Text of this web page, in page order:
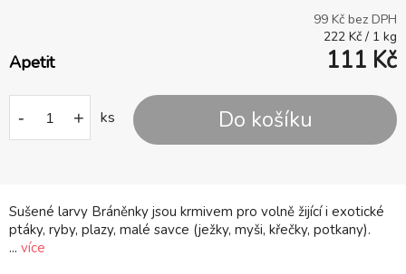
Sušené larvy Bráněnky jsou krmivem pro volně žijící i exotické
ptáky, ryby, plazy, malé savce (ježky, myši, křečky, potkany).
... více
99 Kč bez DPH
222 Kč / 1 kg
Apetit 111 Kč
- + ks Do košíku